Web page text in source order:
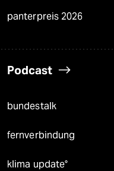
panterpreis 2026
Podcast
bundestalk
fernverbindung
klima update°